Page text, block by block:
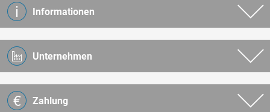
Informationen
Unternehmen
Zahlung